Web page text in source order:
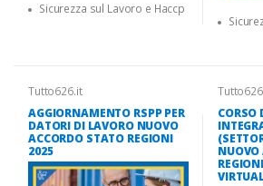
Sicurezza sul Lavoro e Haccp
Tutto626.it
AGGIORNAMENTO RSPP PER
DATORI DI LAVORO NUOVO
ACCORDO STATO REGIONI
2025
CORSO
NUOVO